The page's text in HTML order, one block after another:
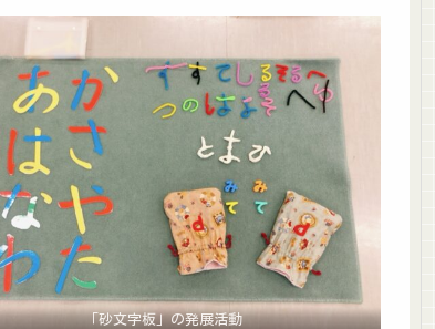
「砂文字板」の発展活動